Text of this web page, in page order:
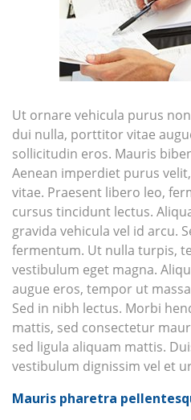
Ut ornare vehicula purus
dui nulla, porttitor vitae
sollicitudin eros. Mauris
Aenean imperdiet purus
vitae. Praesent libero leo,
cursus tincidunt lectus.
gravida vehicula vel id arcu.
fermentum. Ut nulla turpis,
vestibulum eget magna.
augue eros, tempor ut
Sed in nibh lectus. Morbi
mattis, sed consectetur
sed ligula aliquam mattis.
vestibulum dignissim vel et
Mauris pharetra